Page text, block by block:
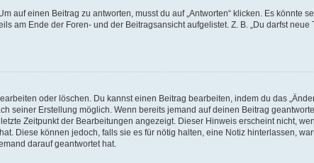
auf einen Beitrag zu antworten, musst du auf „Antworten“ klicken. Es könnte
Ende der Foren- und der Beitragsansicht aufgelistet. Z. B. „Du darfst neue
oder löschen. Du kannst einen Beitrag bearbeiten, indem du das
seiner Erstellung möglich. Wenn bereits jemand auf deinen Beitrag
Zeitpunkt der Bearbeitungen angezeigt. Dieser Hinweis erscheint nicht,
Diese können jedoch, falls sie es für nötig halten, eine Notiz hinterlassen,
darauf geantwortet hat.